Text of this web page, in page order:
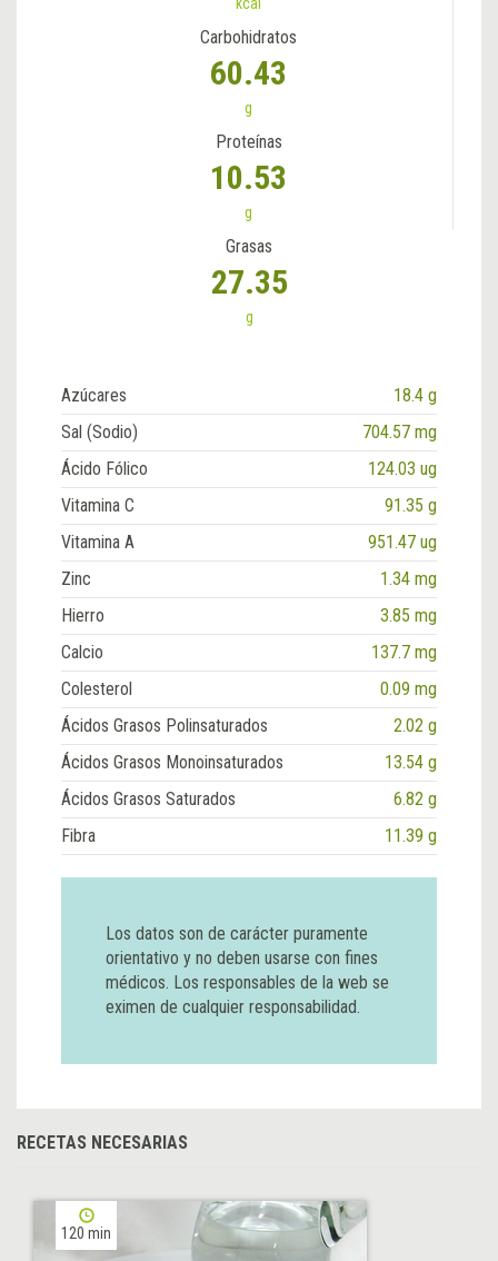
kcal
Carbohidratos
60.43
g
Proteínas
10.53
g
Grasas
27.35
g
Azúcares
18.4 g
Sal (Sodio)
704.57 mg
Ácido Fólico
124.03 ug
Vitamina C
91.35 g
Vitamina A
951.47 ug
Zinc
1.34 mg
Hierro
3.85 mg
Calcio
137.7 mg
Colesterol
0.09 mg
Ácidos Grasos Polinsaturados
2.02 g
Ácidos Grasos Monoinsaturados
13.54 g
Ácidos Grasos Saturados
6.82 g
Fibra
11.39 g
Los datos son de carácter puramente
orientativo y no deben usarse con fines
médicos. Los responsables de la web se
eximen de cualquier responsabilidad.
RECETAS NECESARIAS
120 min